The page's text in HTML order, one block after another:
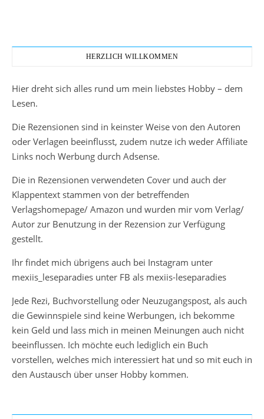
HERZLICH WILLKOMMEN
Hier dreht sich alles rund um mein liebstes Hobby – dem
Lesen.
Die Rezensionen sind in keinster Weise von den Autoren
oder Verlagen beeinflusst, zudem nutze ich weder Affiliate
Links noch Werbung durch Adsense.
Die in Rezensionen verwendeten Cover und auch der
Klappentext stammen von der betreffenden
Verlagshomepage/ Amazon und wurden mir vom Verlag/
Autor zur Benutzung in der Rezension zur Verfügung
gestellt.
Ihr findet mich übrigens auch bei Instagram unter
mexiis_leseparadies unter FB als mexiis-leseparadies
Jede Rezi, Buchvorstellung oder Neuzugangspost, als auch
die Gewinnspiele sind keine Werbungen, ich bekomme
kein Geld und lass mich in meinen Meinungen auch nicht
beeinflussen. Ich möchte euch lediglich ein Buch
vorstellen, welches mich interessiert hat und so mit euch in
den Austausch über unser Hobby kommen.